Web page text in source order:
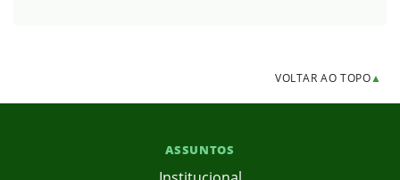
VOLTAR AO TOPO▲
ASSUNTOS